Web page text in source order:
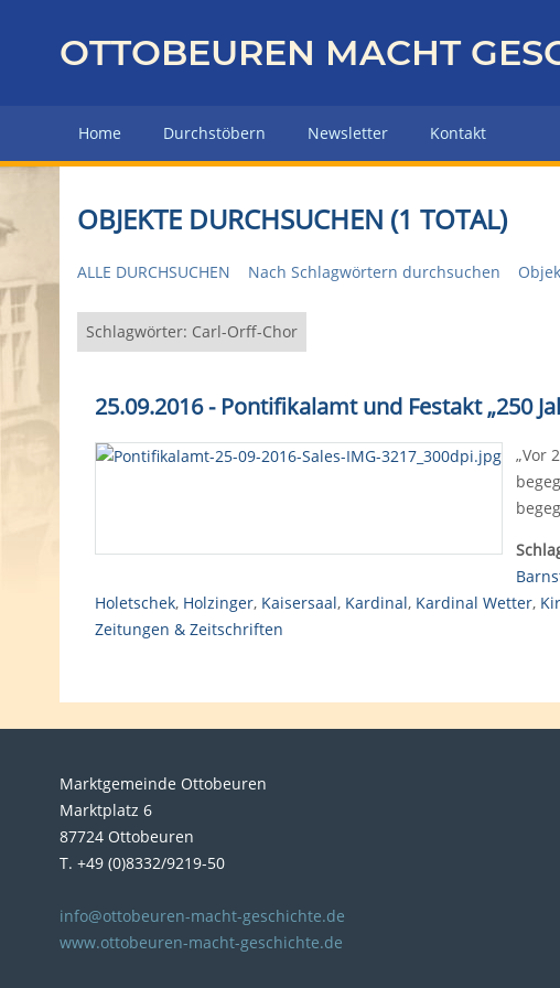
z
r
H
u
p
e
OTTOBEUREN MACHT
Home Durchstöbern Newsletter Kontakt
OBJEKTE DURCHSUCHEN (1 TOTAL)
ALLE DURCHSUCHEN Nach Schlagwörtern durchsuchen
Schlagwörter: Carl-Orff-Chor
25.09.2016 - Pontifikalamt und Festakt „250
„Vor
Holetschek, Holzinger, Kaisersaal, Kardinal, Kardinal Wetter,
Zeitungen & Zeitschriften
Marktgemeinde Ottobeuren
Marktplatz 6
87724 Ottobeuren
T. +49 (0)8332/9219-50
info@ottobeuren-macht-geschichte.de
www.ottobeuren-macht-geschichte.de